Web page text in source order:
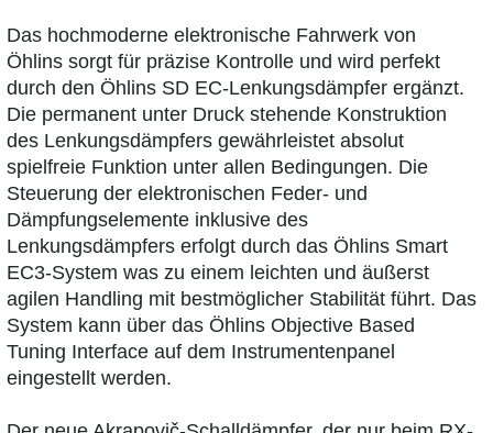
Das hochmoderne elektronische Fahrwerk von
Öhlins sorgt für präzise Kontrolle und wird perfekt
durch den Öhlins SD EC-Lenkungsdämpfer ergänzt.
Die permanent unter Druck stehende Konstruktion
des Lenkungsdämpfers gewährleistet absolut
spielfreie Funktion unter allen Bedingungen. Die
Steuerung der elektronischen Feder- und
Dämpfungselemente inklusive des
Lenkungsdämpfers erfolgt durch das Öhlins Smart
EC3-System was zu einem leichten und äußerst
agilen Handling mit bestmöglicher Stabilität führt. Das
System kann über das Öhlins Objective Based
Tuning Interface auf dem Instrumentenpanel
eingestellt werden.